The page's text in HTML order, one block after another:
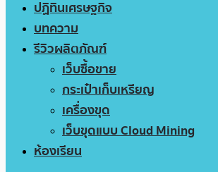
ปฏิทินเศรษฐกิจ
บทความ
รีวิวผลิตภัณฑ์
เว็บซื้อขาย
กระเป๋าเก็บเหรียญ
เครื่องขุด
เว็บขุดแบบ Cloud Mining
ห้องเรียน